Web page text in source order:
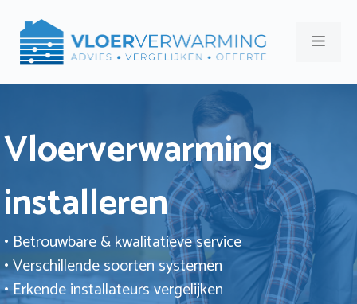
naar
Menu
Vloerverwarming
installeren
• Betrouwbare & kwalitatieve service
• Verschillende soorten systemen
• Erkende installateurs vergelijken